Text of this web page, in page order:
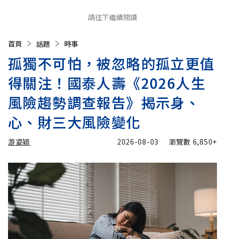
請往下繼續閱讀
首頁 話題 時事
孤獨不可怕，被忽略的孤立更值
得關注！國泰人壽《2026人生
風險趨勢調查報告》揭示身、
心、財三大風險變化
游姿穎 2026-08-03 瀏覽數 6,850+